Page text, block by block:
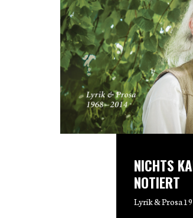
NICHTS
NOTIERT
Lyrik & Prosa